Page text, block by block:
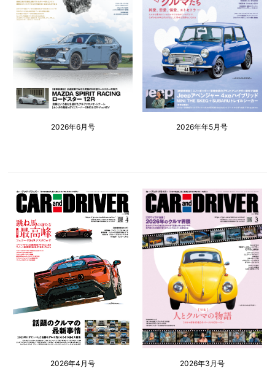
2026年6月号 2026年年5月号
2026年4月号 2026年3月号